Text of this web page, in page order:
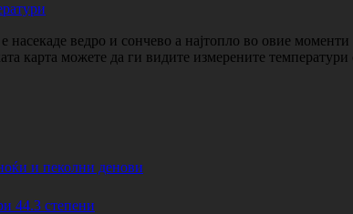
ведро и сончево а најтопло во овие
карта можете да ги видите измерените
и пеколни денови
степени